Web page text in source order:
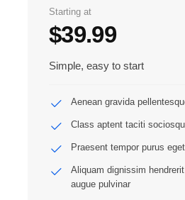
Starting at
$39.99
Simple, easy to start
Aenean gravida
Class aptent taciti
Praesent tempor purus
Aliquam dignissim
augue pulvinar